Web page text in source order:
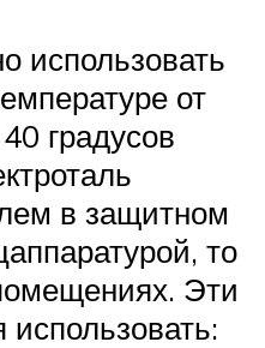
использовать
от
градусов
в защитном
то
Эти